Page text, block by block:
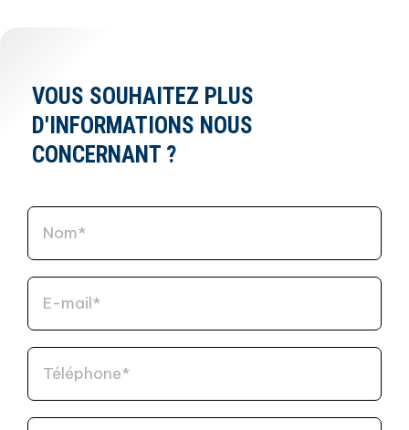
VOUS SOUHAITEZ PLUS
D'INFORMATIONS NOUS
CONCERNANT ?